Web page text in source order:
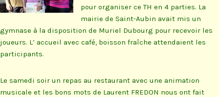
pour organiser ce TH en 4 parties. La
mairie de Saint-Aubin avait mis un
gymnase à la disposition de Muriel Dubourg pour recevoir les
joueurs. L’ accueil avec café, boisson fraîche attendaient les
participants.
Le samedi soir un repas au restaurant avec une animation
musicale et les bons mots de Laurent FREDON nous ont fait